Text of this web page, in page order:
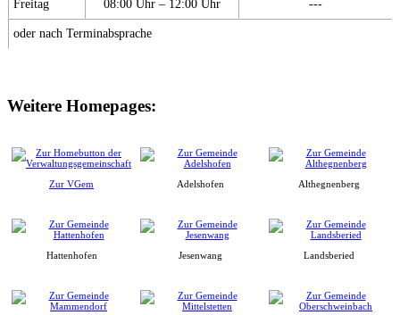
Freitag 08:00 Uhr – 12:00 Uhr ---
oder nach Terminabsprache
Weitere Homepages:
Zur VGem Adelshofen Althegnenberg
Hattenhofen Jesenwang Landsberied